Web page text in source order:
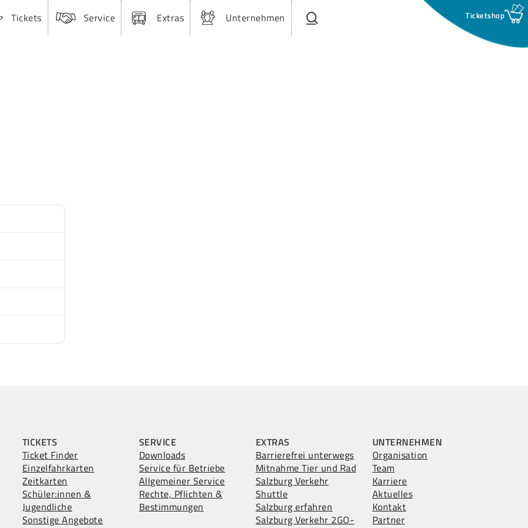
Tickets Service Extras Unternehmen
TICKETS
Ticket Finder
Einzelfahrkarten
Zeitkarten
Schüler:innen &
Jugendliche
Sonstige Angebote
SERVICE
Downloads
Service für Betriebe
Allgemeiner Service
Rechte, Pflichten &
Bestimmungen
EXTRAS
Barrierefrei unterwegs
Mitnahme Tier und Rad
Salzburg Verkehr
Shuttle
Salzburg erfahren
Salzburg Verkehr 2GO-
UNTERNEHMEN
Organisation
Team
Karriere
Aktuelles
Kontakt
Partner